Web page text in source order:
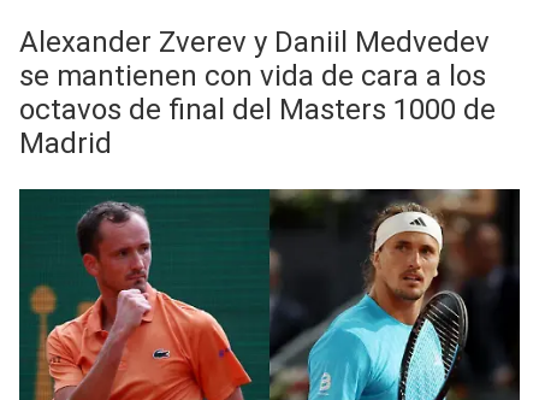
Alexander Zverev y Daniil Medvedev
se mantienen con vida de cara a los
octavos de final del Masters 1000 de
Madrid